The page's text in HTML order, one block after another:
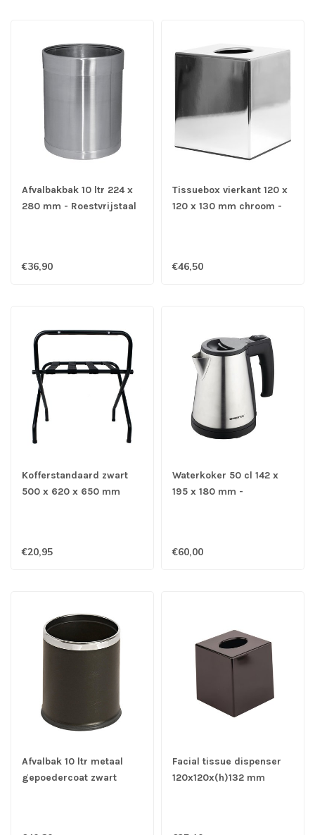
Afvalbakbak 10 ltr 224 x
280 mm - Roestvrijstaal
€36,90
Tissuebox vierkant 120 x
120 x 130 mm chroom -
€46,50
Kofferstandaard zwart
500 x 620 x 650 mm
€20,95
Waterkoker 50 cl 142 x
195 x 180 mm -
€60,00
Afvalbak 10 ltr metaal
gepoedercoat zwart
Facial tissue dispenser
120x120x(h)132 mm